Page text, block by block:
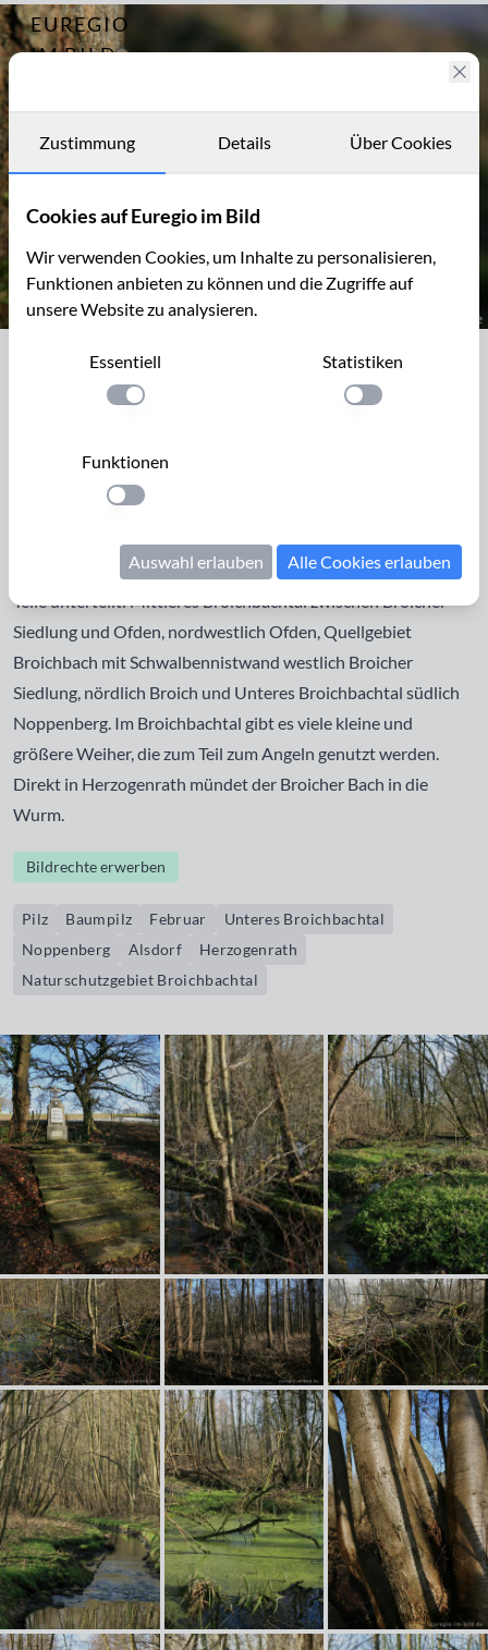
EUREGIO
IM BILD
Archiv
Kontakt
Archiv
Baumpilz im Broichbachtal südlich von
Noppenberg
Herzogenrath und Alsdorf-Blumenrath. Typisch für den
renaturierten Talbereich ist der Erlenbruchwald und Biotope
in den Auen Das Naturschutzgebiet Broichbachtal ist in vier
Teile unterteilt: Mittleres Broichbachtal zwischen Broicher
Siedlung und Ofden, nordwestlich Ofden, Quellgebiet
Broichbach mit Schwalbennistwand westlich Broicher
Siedlung, nördlich Broich und Unteres Broichbachtal südlich
Noppenberg. Im Broichbachtal gibt es viele kleine und
größere Weiher, die zum Teil zum Angeln genutzt werden.
Direkt in Herzogenrath mündet der Broicher Bach in die
Wurm.
Bildrechte erwerben
Pilz Baumpilz Februar
Unteres Broichbachtal
Noppenberg
Alsdorf
Herzogenrath
Naturschutzgebiet Broichbachtal
Zustimmung Details Über Cookies
Cookies auf Euregio im Bild
Wir verwenden Cookies, um Inhalte zu personalisieren,
Funktionen anbieten zu können und die Zugriffe auf
unsere Website zu analysieren.
Essentiell
Einstellung anwenden
Statistiken
Einstellung
Funktionen
Einstellung anwenden
Auswahl erlauben Alle Cookies erlauben